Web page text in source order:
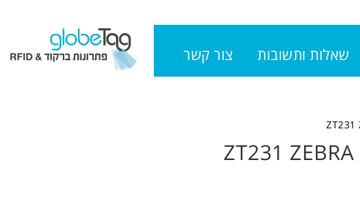
שאלות ותשובות צור קשר
ZT231 ZEBRA